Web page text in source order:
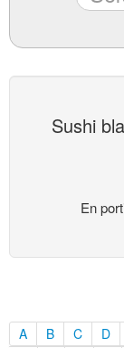
Sushi
En
A B C D